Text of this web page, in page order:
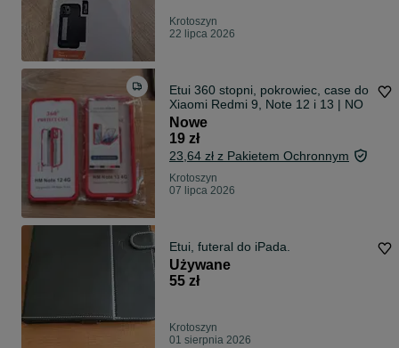
Krotoszyn
22 lipca 2026
Etui 360 stopni, pokrowiec, case do
Xiaomi Redmi 9, Note 12 i 13 | NO
Nowe
19 zł
23,64 zł z Pakietem Ochronnym
Krotoszyn
07 lipca 2026
Etui, futeral do iPada.
Używane
55 zł
Krotoszyn
01 sierpnia 2026